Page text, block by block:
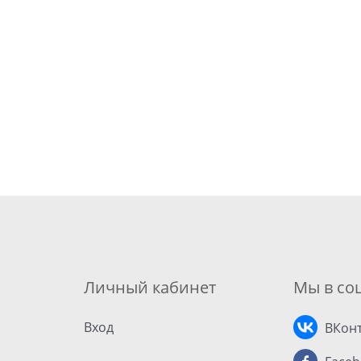
Личный кабинет
Вход
Мы в